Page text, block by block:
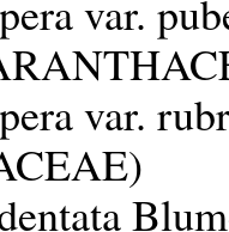
var.
var.
)